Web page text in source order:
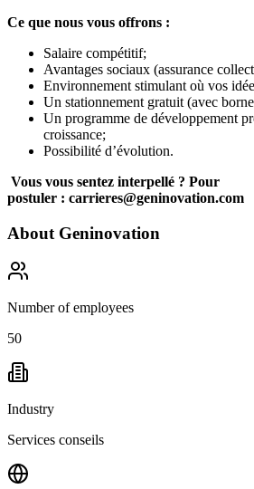
Ce que nous vous offrons :
Salaire compétitif;
Avantages sociaux (assurance
Environnement stimulant où vos
Un stationnement gratuit (avec
Un programme de développement
croissance;
Possibilité d’évolution.
Vous vous sentez interpellé ? Pour
postuler : carrieres@geninovation.com
About Geninovation
Number of employees
50
Industry
Services conseils